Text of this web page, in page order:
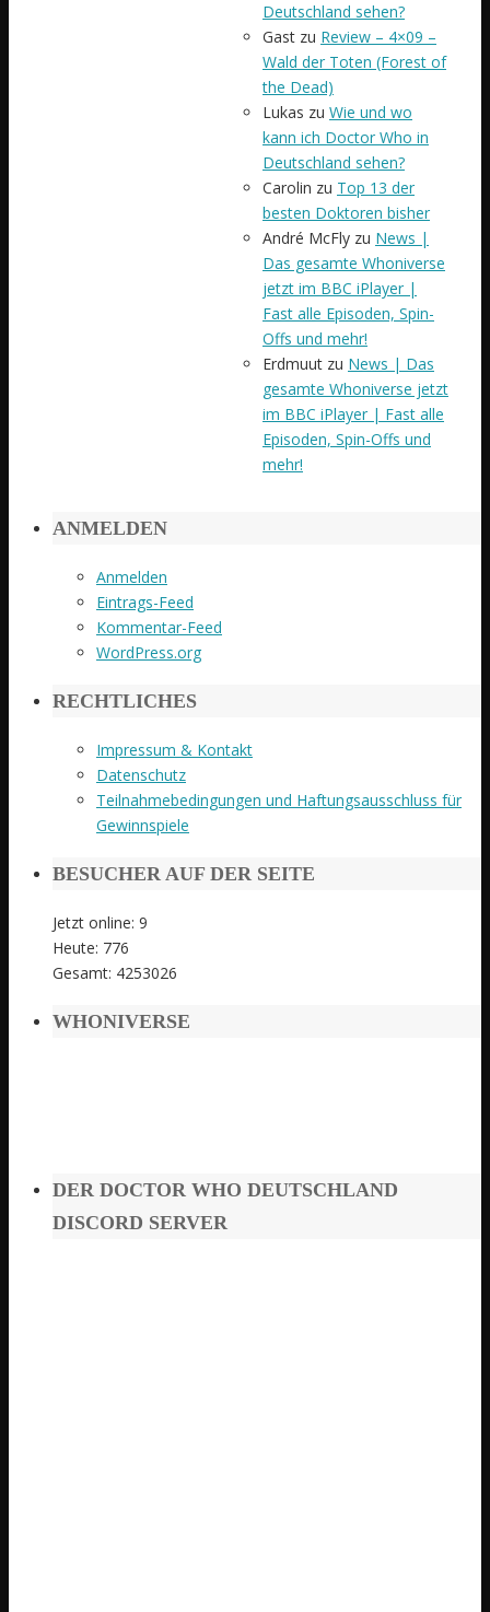
Deutschland sehen?
Gast zu Review – 4×09 –
Wald der Toten (Forest of
the Dead)
Lukas zu Wie und wo
kann ich Doctor Who in
Deutschland sehen?
Carolin zu Top 13 der
besten Doktoren bisher
André McFly zu News |
Das gesamte Whoniverse
jetzt im BBC iPlayer |
Fast alle Episoden, Spin-
Offs und mehr!
Erdmuut zu News | Das
gesamte Whoniverse jetzt
im BBC iPlayer | Fast alle
Episoden, Spin-Offs und
mehr!
ANMELDEN
Anmelden
Eintrags-Feed
Kommentar-Feed
WordPress.org
RECHTLICHES
Impressum & Kontakt
Datenschutz
Teilnahmebedingungen und Haftungsausschluss für
Gewinnspiele
BESUCHER AUF DER SEITE
Jetzt online: 9
Heute: 776
Gesamt: 4253026
WHONIVERSE
DER DOCTOR WHO DEUTSCHLAND
DISCORD SERVER